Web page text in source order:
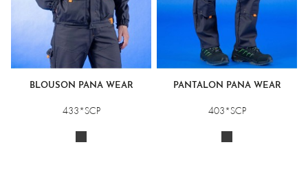
BLOUSON PANA WEAR
433*SCP
PANTALON PANA WEAR
403*SCP